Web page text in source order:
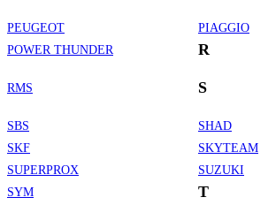
PEUGEOT
PIAGGIO
POWER THUNDER
R
RMS S
SBS
SHAD
SKF
SKYTEAM
SUPERPROX
SUZUKI
SYM
T